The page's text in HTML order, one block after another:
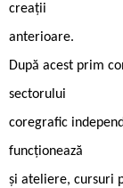
creații
anterioare.
După acest prim
sectorului
coregrafic
funcționează
și ateliere, cursuri